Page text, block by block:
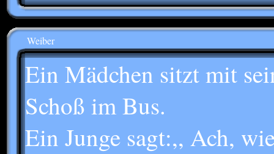
Weiber
Ein Mädchen sitzt mit
Schoß im Bus.
Ein Junge sagt:,, Ach,